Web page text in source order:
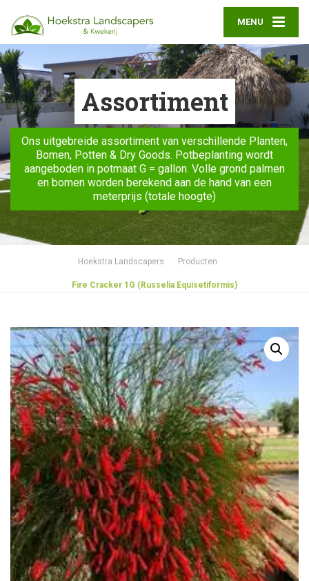
MENU
Assortiment
Ons uitgebreide assortiment van verschillende Planten,
Bomen, Potten & Dry Goods. Potbeplanting wordt
aangeboden in potmaat G = gallon. Volle grond palmen
en bomen worden berekend aan de hand van een
meterprijs (totale hoogte)
Hoekstra Landscapers Producten
Fire Cracker 1G (Russelia Equisetiformis)